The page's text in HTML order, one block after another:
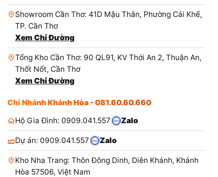
Showroom Cần Thơ: 41D Mậu Thân, Phường Cái Khế,
TP. Cần Thơ
Xem Chỉ Đường
Tổng Kho Cần Thơ: 90 QL91, KV Thới An 2, Thuận An,
Thốt Nốt, Cần Thơ
Xem Chỉ Đường
Chi Nhánh Khánh Hòa - 081.60.60.660
Hộ Gia Đình: 0909.041.557
Zalo
Dự án: 0909.041.557 Zalo
Kho Nha Trang: Thôn Đông Dinh, Diên Khánh, Khánh
Hòa 57506, Việt Nam